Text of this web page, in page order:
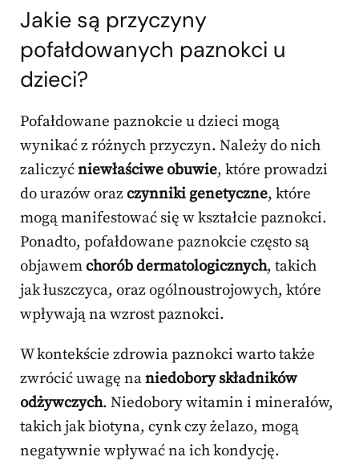
Jakie są przyczyny
pofałdowanych paznokci u
dzieci?
Pofałdowane paznokcie u dzieci mogą
wynikać z różnych przyczyn. Należy do nich
zaliczyćniewłaściwe obuwie, które prowadzi
do urazów orazczynniki genetyczne, które
mogą manifestować się w kształcie paznokci.
Ponadto, pofałdowane paznokcie często są
objawemchorób dermatologicznych, takich
jak łuszczyca, oraz ogólnoustrojowych, które
wpływają na wzrost paznokci.
W kontekście zdrowia paznokci warto także
zwrócić uwagę naniedobory składników
odżywczych. Niedobory witamin i minerałów,
takich jak biotyna, cynk czy żelazo, mogą
negatywnie wpływać na ich kondycję.